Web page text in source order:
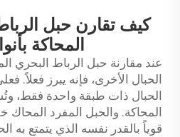
كيف تقارن حبل
المحاكة
عند مقارنة حبل الرباط البحري
الحبال الأخرى، فإنه يبرز فعلاً.
الحبال ذات طبقة واحدة فقط،
المحاكة. والحبل المفرد
قوياً بالقدر نفسه الذي يتمتع به